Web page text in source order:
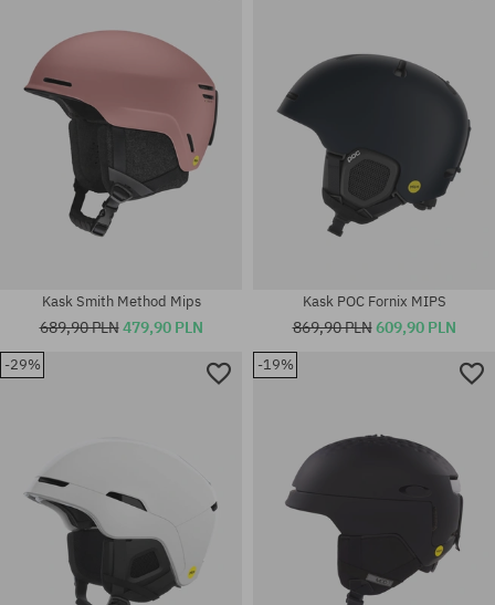
Kask Smith Method Mips
689,90 PLN479,90 PLN
Kask POC Fornix MIPS
869,90 PLN609,90 PLN
-29% -19%